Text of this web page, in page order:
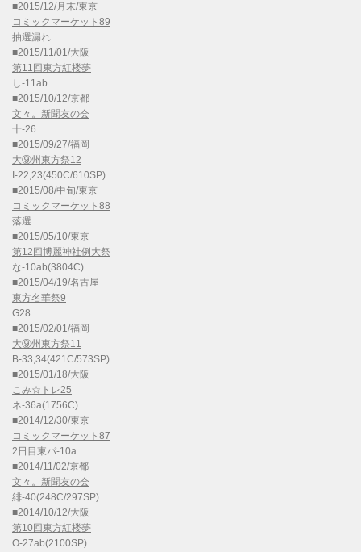
■2015/12/月末/東京
コミックマーケット89
抽選漏れ
■2015/11/01/大阪
第11回東方紅楼夢
し-11ab
■2015/10/12/京都
文々。新聞友の会
十-26
■2015/09/27/福岡
大⑨州東方祭12
I-22,23(450C/610SP)
■2015/08/中旬/東京
コミックマーケット88
落選
■2015/05/10/東京
第12回博麗神社例大祭
な-10ab(3804C)
■2015/04/19/名古屋
東方名華祭9
G28
■2015/02/01/福岡
大⑨州東方祭11
B-33,34(421C/573SP)
■2015/01/18/大阪
こみ☆トレ25
ネ-36a(1756C)
■2014/12/30/東京
コミックマーケット87
2日目東パ-10a
■2014/11/02/京都
文々。新聞友の会
緋-40(248C/297SP)
■2014/10/12/大阪
第10回東方紅楼夢
O-27ab(2100SP)